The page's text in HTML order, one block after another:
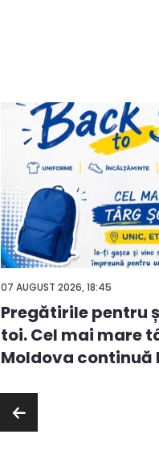
07 AUGUST 2026, 18:45
Pregătirile pentru
toi. Cel mai mare
Moldova continuă